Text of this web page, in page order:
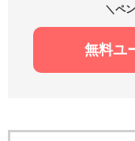
＼ペ
無料ユ